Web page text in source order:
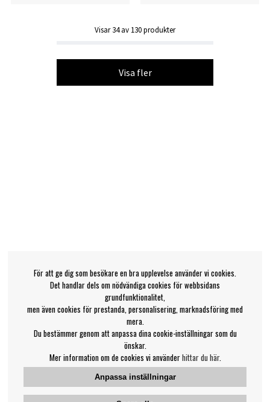
Visar34av 130produkter
Visa fler
För att ge dig som besökare en bra upplevelse använder vi cookies.
Det handlar dels om nödvändiga cookies för webbsidans
grundfunktionalitet,
men även cookies för prestanda, personalisering, marknadsföring med
mera.
Du bestämmer genom att anpassa dina cookie-inställningar som du
önskar.
Mer information om de cookies vi använderhittar du här.
Anpassa inställningar